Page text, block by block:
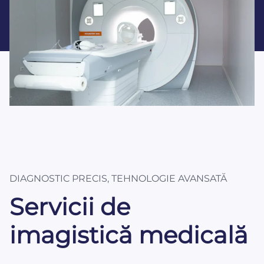
DIAGNOSTIC PRECIS, TEHNOLOGIE AVANSATĂ
Servicii de
imagistică medicală